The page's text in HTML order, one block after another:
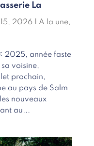
La
2026 A la une,
2025, année faste
voisine,
prochain,
au pays de Salm
nouveaux
au...